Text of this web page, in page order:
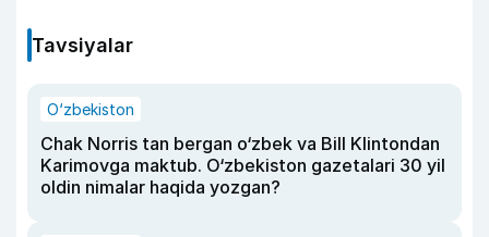
Tavsiyalar
O‘zbekiston
Chak Norris tan bergan o‘zbek va Bill Klintondan
Karimovga maktub. O‘zbekiston gazetalari 30 yil
oldin nimalar haqida yozgan?